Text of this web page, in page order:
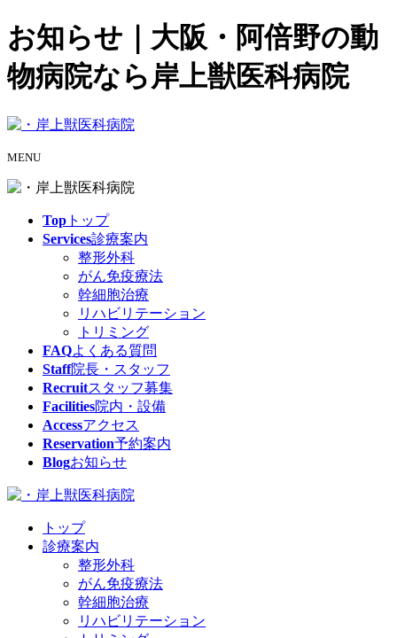
お知らせ｜大阪・阿倍野の動
物病院なら岸上獣医科病院
MENU
Top トップ
Services診療案内
整形外科
がん免疫療法
幹細胞治療
リハビリテーション
トリミング
FAQよくある質問
Staff院長・スタッフ
Recruitスタッフ募集
Facilities院内・設備
Accessアクセス
Reservation予約案内
Blogお知らせ
トップ
診療案内
整形外科
がん免疫療法
幹細胞治療
リハビリテーション